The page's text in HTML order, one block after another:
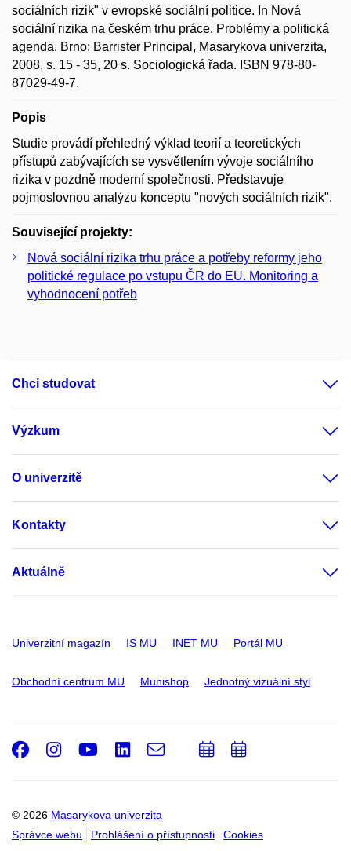
sociálních rizik" v evropské sociální politice. In Nová
sociální rizika na českém trhu práce. Problémy a politická
agenda. Brno: Barrister Principal, Masarykova univerzita,
2008, s. 15 - 35, 20 s. Sociologická řada. ISBN 978-80-
87029-49-7.
Popis
Studie provádí přehledný výklad teorií a teoretických
přístupů zabývajících se vysvětlením vývoje sociálního
rizika v pozdně moderní společnosti. Představuje
pojmoslovnou analýzu konceptu "nových sociálních rizik".
Související projekty:
Nová sociální rizika trhu práce a potřeby reformy jeho
politické regulace po vstupu ČR do EU. Monitoring a
vyhodnocení potřeb
Chci studovat
Výzkum
O univerzitě
Kontakty
Aktuálně
Univerzitní magazín IS MU INET MU Portál MU
Obchodní centrum MU Munishop Jednotný vizuální styl
© 2026 Masarykova univerzita
Správce webu
Prohlášení o přístupnosti Cookies
Facebook
Instagram
Youtube
LinkedIn
e-
PřidatPřidat